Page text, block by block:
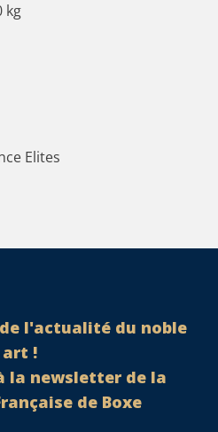
kg
Elites
l'actualité du noble
art !
la newsletter de la
de Boxe